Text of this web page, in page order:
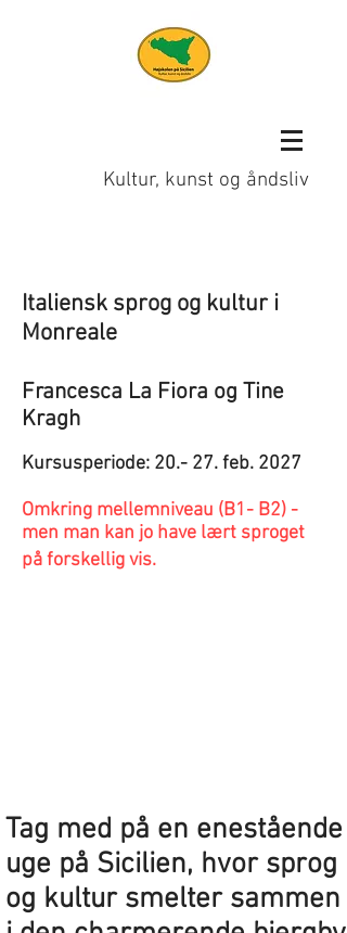
Kultur, kunst og åndsliv
Italiensk sprog og kultur i
Monreale
Francesca La Fiora og Tine
Kragh
Kursusperiode: 20.- 27. feb. 2027
Omkring mellemniveau (B1- B2) -
men man kan jo have lært sproget
på forskellig vis.
Tag med på en enestående
uge på Sicilien, hvor sprog
og kultur smelter sammen